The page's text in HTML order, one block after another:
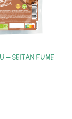
– SEITAN FUME